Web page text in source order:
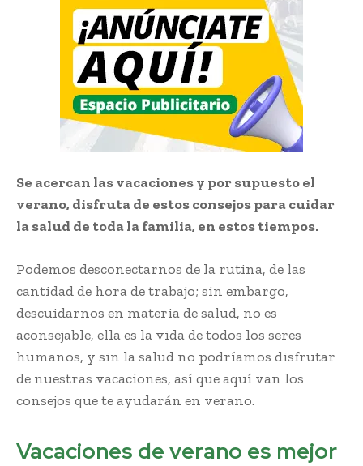
Se acercan las vacaciones y por supuesto el
verano, disfruta de estos consejos para cuidar
la salud de toda la familia, en estos tiempos.
Podemos desconectarnos de la rutina, de las
cantidad de hora de trabajo; sin embargo,
descuidarnos en materia de salud, no es
aconsejable, ella es la vida de todos los seres
humanos, y sin la salud no podríamos disfrutar
de nuestras vacaciones, así que aquí van los
consejos que te ayudarán en verano.
Vacaciones de verano es mejor